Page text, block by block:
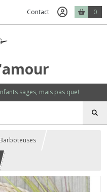
Contact 0
sages, mais pas que!
Barboteuses